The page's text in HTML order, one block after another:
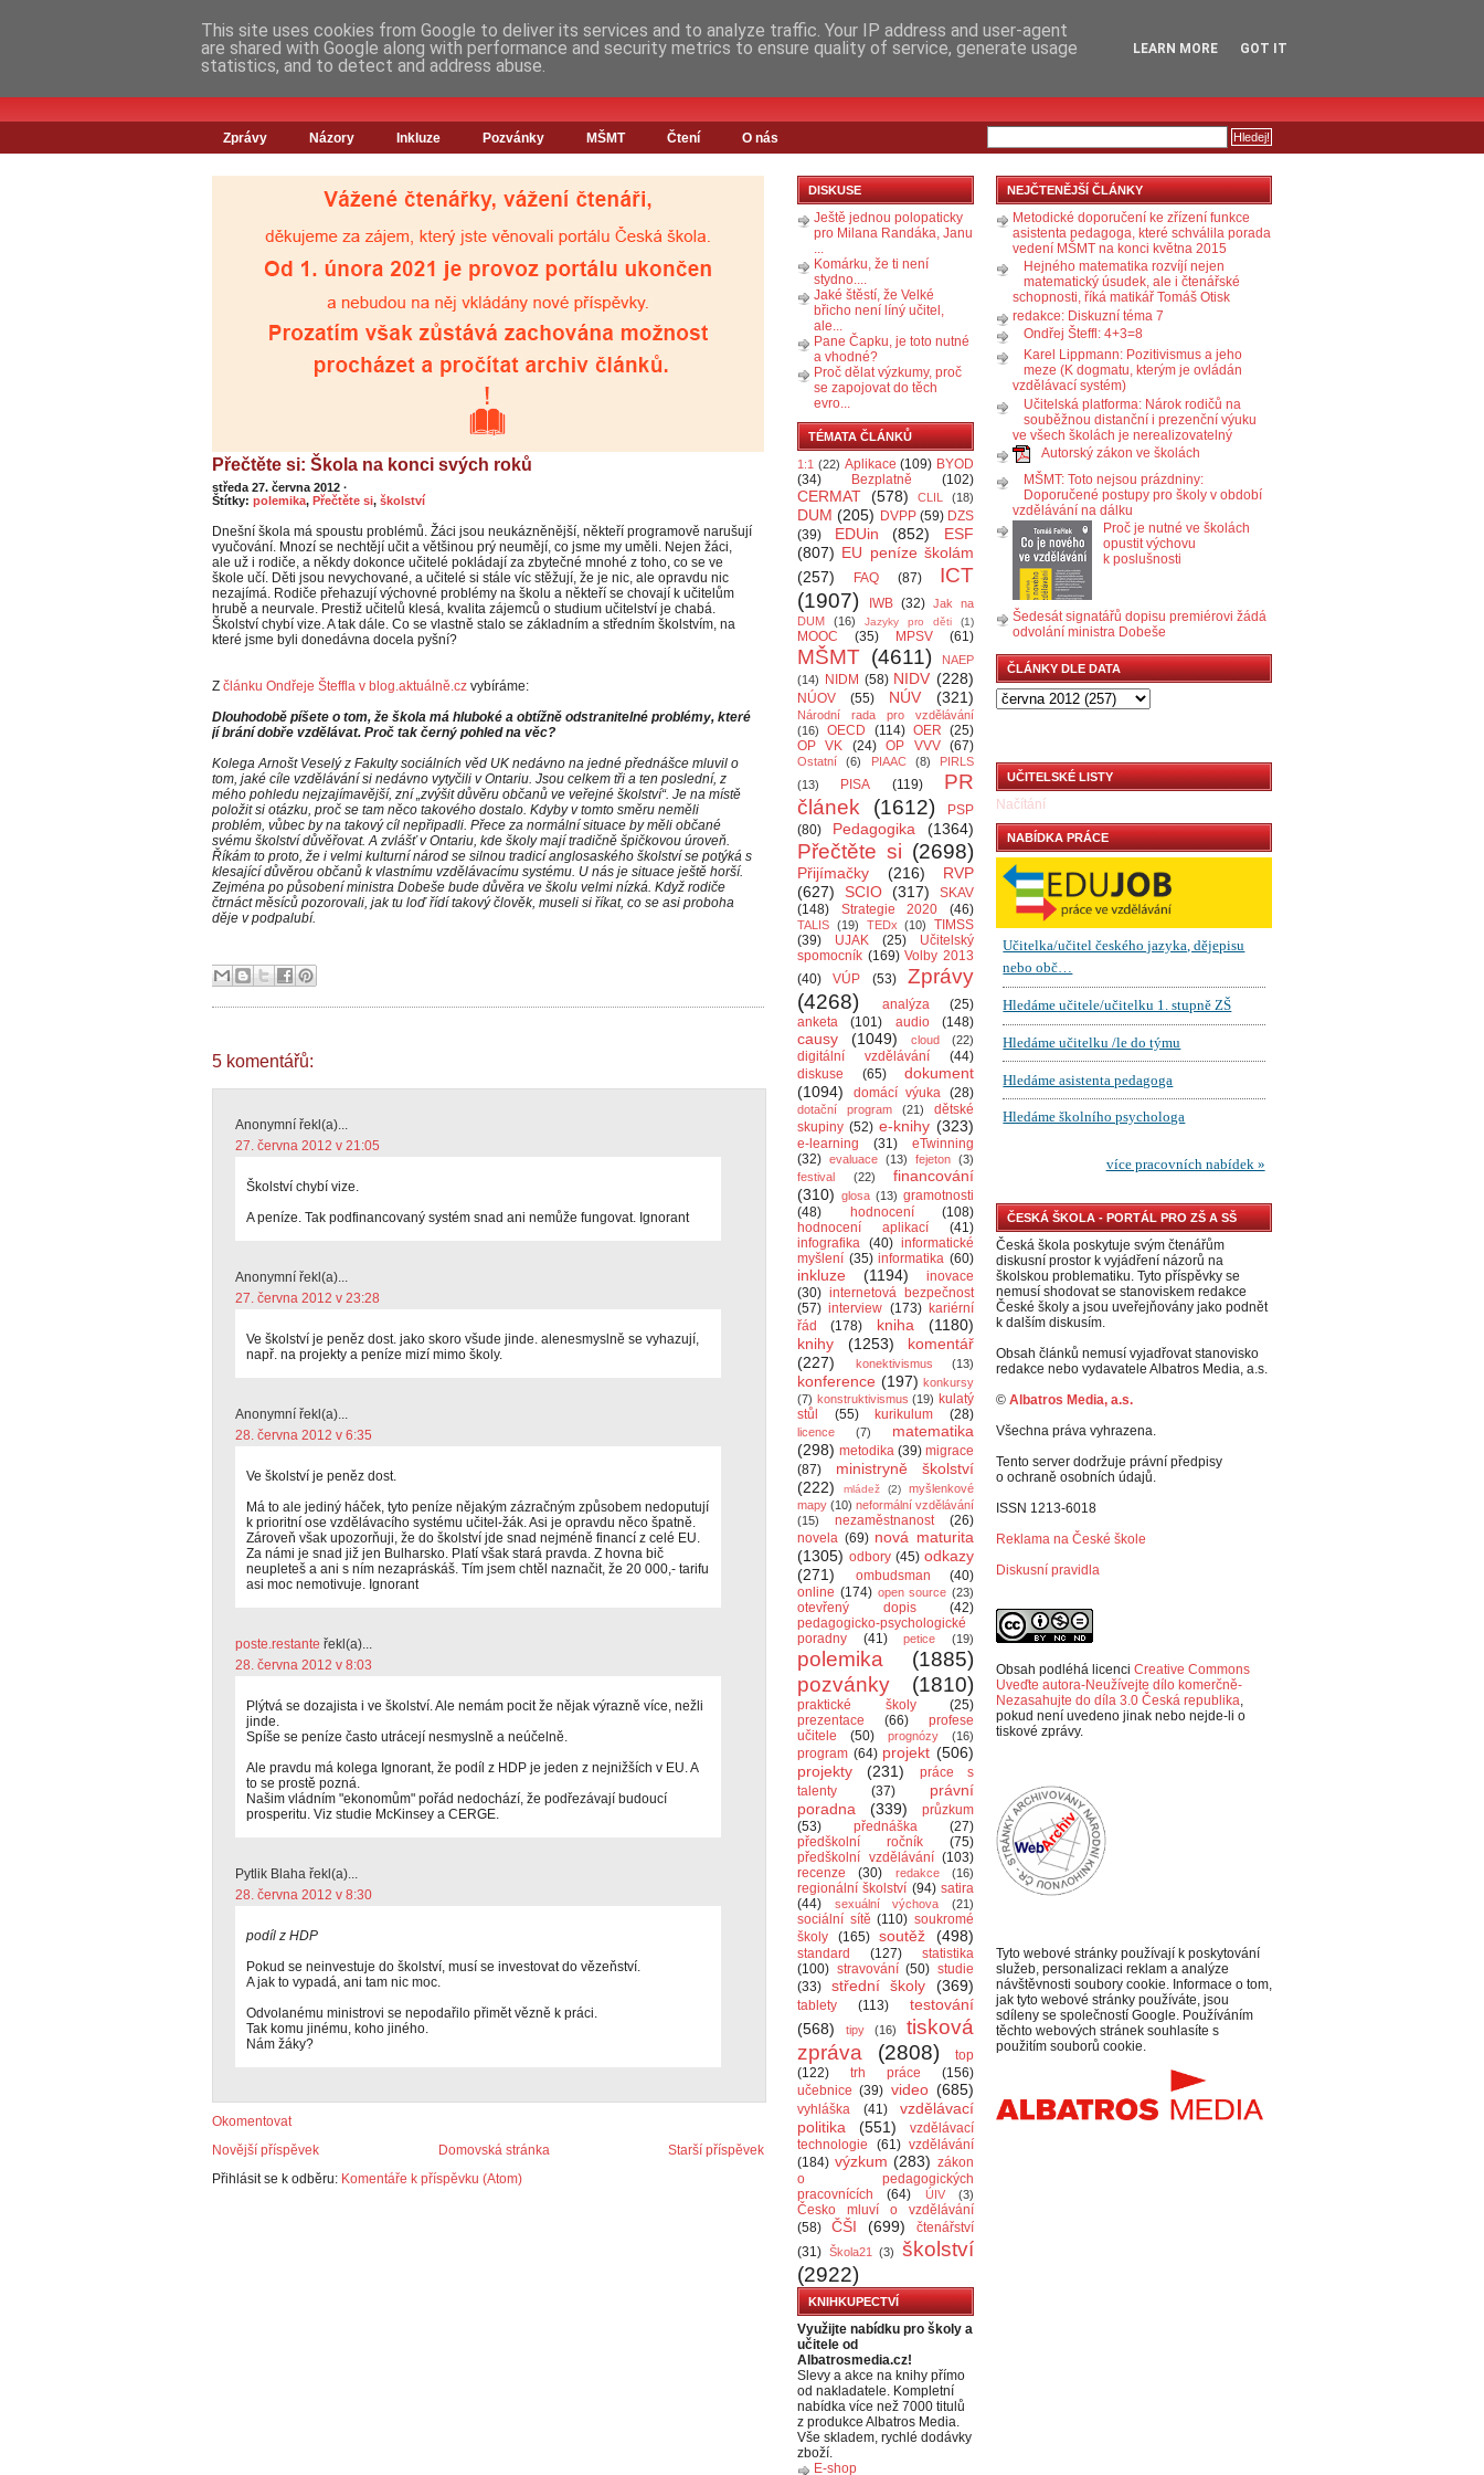
Zprávy Názory Inkluze Pozvánky MŠMT Čtení O nás
Přečtěte si: Škola na konci svých roků
středa 27. června 2012 ·
Štítky: polemika, Přečtěte si, školství
Dnešní škola má spoustu problémů. Žáci jsou neukázněnější, někteří programově narušují
vyučování. Mnozí se nechtějí učit a většinou prý neumějí, co jsme my uměli. Nejen žáci,
ale už i rodiče, a někdy dokonce učitelé pokládají za zbytečné mnohé z toho, co se ve
škole učí. Děti jsou nevychované, a učitelé si stále víc stěžují, že je nic, ale opravdu nic
nezajímá. Rodiče přehazují výchovné problémy na školu a někteří se chovají k učitelům
hrubě a neurvale. Prestiž učitelů klesá, kvalita zájemců o studium učitelství je chabá.
Školství chybí vize. A tak dále. Co se vlastně stalo se základním a středním školstvím, na
které jsme byli donedávna docela pyšní?
Z článku Ondřeje Šteffla v blog.aktuálně.cz vybíráme:
Dlouhodobě píšete o tom, že škola má hluboké a obtížně odstranitelné problémy, které
jí brání dobře vzdělávat. Proč tak černý pohled na věc?
Kolega Arnošt Veselý z Fakulty sociálních věd UK nedávno na jedné přednášce mluvil o
tom, jaké cíle vzdělávání si nedávno vytyčili v Ontariu. Jsou celkem tři a ten poslední, z
mého pohledu nejzajímavější, zní „zvýšit důvěru občanů ve veřejné školství“. Je na místě
položit si otázku, proč se tam něco takového dostalo. Kdyby v tomto směru neměli
problém, vůbec by na takový cíl nepřipadli. Přece za normální situace by měli občané
svému školství důvěřovat. A zvlášť v Ontariu, kde školy mají tradičně špičkovou úroveň.
Říkám to proto, že i velmi kulturní národ se silnou tradicí anglosaského školství se potýká s
klesající důvěrou občanů k vlastnímu vzdělávacímu systému. U nás je situace ještě horší.
Zejména po působení ministra Dobeše bude důvěra ve školu velmi nízká. Když rodiče
čtrnáct měsíců pozorovali, jak tu loď řídí takový člověk, museli si říkat, co se asi proboha
děje v podpalubí.
5 komentářů:
Anonymní řekl(a)...
27. června 2012 v 21:05
Školství chybí vize.
A peníze. Tak podfinancovaný systém snad ani nemůže fungovat. Ignorant
Anonymní řekl(a)...
27. června 2012 v 23:28
Ve školství je peněz dost. jako skoro všude jinde. alenesmyslně se vyhazují,
např. na projekty a peníze mizí mimo školy.
Anonymní řekl(a)...
28. června 2012 v 6:35
Ve školství je peněz dost.
Má to ale jediný háček, tyto peníze nějakým zázračným způsobem nedoputují
k prioritní ose vzdělávacího systému učitel-žák. Asi je opravdu něco špatně.
Zároveň však upozorňuji, že do školství jde snad nejméně financí z celé EU.
Za námi je snad již jen Bulharsko. Platí však stará pravda. Z hovna bič
neupleteš a ani s ním nezapráskáš. Tím jsem chtěl naznačit, že 20 000,- tarifu
asi moc nemotivuje. Ignorant
poste.restante řekl(a)...
28. června 2012 v 8:03
Plýtvá se dozajista i ve školství. Ale nemám pocit že nějak výrazně více, nežli
jinde.
Spíše se peníze často utrácejí nesmyslně a neúčelně.
Ale pravdu má kolega Ignorant, že podíl z HDP je jeden z nejnižších v EU. A
to se prostě pozná.
Našim vládním "ekonomům" pořád nedochází, že podřezávají budoucí
prosperitu. Viz studie McKinsey a CERGE.
Pytlik Blaha řekl(a)...
28. června 2012 v 8:30
podíl z HDP
Pokud se neinvestuje do školství, musí se investovat do vězeňství.
A jak to vypadá, ani tam nic moc.
Odvolanému ministrovi se nepodařilo přimět vězně k práci.
Tak komu jinému, koho jiného.
Nám žáky?
Okomentovat
Novější příspěvek
Starší příspěvek
Domovská stránka
Přihlásit se k odběru: Komentáře k příspěvku (Atom)
DISKUSE
Ještě jednou polopaticky
pro Milana Randáka, Janu
...
Komárku, že ti není
stydno....
Jaké štěstí, že Velké
břicho není líný učitel,
ale...
Pane Čapku, je toto nutné
a vhodné?
Proč dělat výzkumy, proč
se zapojovat do těch
evro...
TÉMATA ČLÁNKŮ
1:1 (22) Aplikace (109) BYOD
(34)
Bezplatně (102)
CERMAT (578) CLIL (18)
DUM (205) DVPP (59) DZS
(39)
EDUin (852)
ESF
(807) EU peníze školám
(257)
FAQ (87)
ICT
(1907)
IWB (32) Jak na
DUM
(16) Jazyky pro děti (1)
MOOC (35) MPSV (61)
MŠMT (4611)
NAEP
(14)
NIDM (58) NIDV (228)
NÚOV (55) NÚV (321)
Národní rada pro vzdělávání
(16)
OECD (114) OER (25)
OP VK
(24) OP VVV (67)
Ostatní (6) PIAAC (8)
PIRLS
(13)
PISA (119)
PR
článek
(1612)
PSP
(80)
Pedagogika (1364)
Přečtěte si (2698)
Přijímačky (216)
RVP
(627)
SCIO (317)
SKAV
(148)
Strategie 2020 (46)
TALIS (19) TEDx (10)
TIMSS
(39)
UJAK (25)
Učitelský
spomocník (169) Volby 2013
(40)
VÚP (53)
Zprávy
(4268)
analýza
(25)
anketa
(101) audio (148)
causy (1049) cloud (22)
digitální vzdělávání
(44)
diskuse
(65)
dokument
(1094)
domácí výuka (28)
dotační program (21)
dětské
skupiny (52) e-knihy (323)
e-learning (31)
eTwinning
(32) evaluace (13) fejeton (3)
festival
(22)
financování
(310) glosa (13) gramotnosti
(48)
hodnocení
(108)
hodnocení aplikací
(41)
infografika (40) informatické
myšlení (35) informatika (60)
inkluze (1194)
inovace
(30) internetová bezpečnost
(57) interview (173) kariérní
řád
(178) kniha
(1180)
knihy
(1253)
komentář
(227)
konektivismus (13)
konference (197) konkursy
(7) konstruktivismus (19) kulatý
stůl
(55) kurikulum (28)
licence (7)
matematika
(298) metodika (39) migrace
(87)
ministryně školství
(222)
mládež (2)
myšlenkové
mapy (10) neformální vzdělávání
(15)
nezaměstnanost
(26)
novela (69) nová maturita
(1305) odbory (45) odkazy
(271)
ombudsman
(40)
online (174) open source (23)
otevřený dopis
(42)
pedagogicko-psychologické
poradny
(41) petice (19)
polemika
(1885)
pozvánky
(1810)
praktické školy
(25)
prezentace
(66)
profese
učitele
(50) prognózy (16)
program (64) projekt (506)
projekty
(231)
práce s
talenty
(37)
právní
poradna
(339)
průzkum
(53)
přednáška
(27)
předškolní ročník
(75)
předškolní vzdělávání (103)
recenze
(30) redakce (16)
regionální školství (94) satira
(44)
sexuální výchova (21)
sociální sítě (110) soukromé
školy
(165) soutěž (498)
standard (127)
statistika
(100) stravování (50) studie
(33)
střední školy (369)
tablety (113)
testování
(568)
tipy (16)
tisková
zpráva
(2808)
top
(122)
trh práce
(156)
učebnice (39) video (685)
vyhláška (41)
vzdělávací
politika
(551)
vzdělávací
technologie
(61) vzdělávání
(184) výzkum (283) zákon
o pedagogických
pracovnících
(64) ÚIV (3)
Česko mluví o vzdělávání
(58)
ČŠI (699)
čtenářství
(31) Škola21 (3)
školství
(2922)
KNIHKUPECTVÍ
Využijte nabídku pro školy a
učitele od
Albatrosmedia.cz!
Slevy a akce na knihy přímo
od nakladatele. Kompletní
nabídka více než 7000 titulů
z produkce Albatros Media.
Vše skladem, rychlé dodávky
zboží.
E-shop
NEJČTENĚJŠÍ ČLÁNKY
Metodické doporučení ke zřízení funkce
asistenta pedagoga, které schválila porada
vedení MŠMT na konci května 2015
Hejného matematika rozvíjí nejen
matematický úsudek, ale i čtenářské
schopnosti, říká matikář Tomáš Otisk
redakce: Diskuzní téma 7
Ondřej Šteffl: 4+3=8
Karel Lippmann: Pozitivismus a jeho
meze (K dogmatu, kterým je ovládán
vzdělávací systém)
Učitelská platforma: Nárok rodičů na
souběžnou distanční i prezenční výuku
ve všech školách je nerealizovatelný
Autorský zákon ve školách
MŠMT: Toto nejsou prázdniny:
Doporučené postupy pro školy v období
vzdělávání na dálku
Proč je nutné ve školách
opustit výchovu
k poslušnosti
Šedesát signatářů dopisu premiérovi žádá
odvolání ministra Dobeše
ČLÁNKY DLE DATA
UČITELSKÉ LISTY
Načítání
NABÍDKA PRÁCE
ČESKÁ ŠKOLA - PORTÁL PRO ZŠ A SŠ
Česká škola poskytuje svým čtenářům
diskusní prostor k vyjádření názorů na
školskou problematiku. Tyto příspěvky se
nemusí shodovat se stanoviskem redakce
České školy a jsou uveřejňovány jako podnět
k dalším diskusím.
Obsah článků nemusí vyjadřovat stanovisko
redakce nebo vydavatele Albatros Media, a.s.
© Albatros Media, a.s.
Všechna práva vyhrazena.
Tento server dodržuje právní předpisy
o ochraně osobních údajů.
ISSN 1213-6018
Reklama na České škole
Diskusní pravidla
Obsah podléhá licenci Creative Commons
Uveďte autora-Neužívejte dílo komerčně-
Nezasahujte do díla 3.0 Česká republika
pokud není uvedeno jinak nebo nejde-li o
tiskové zprávy.
Tyto webové stránky používají k poskytování
služeb, personalizaci reklam a analýze
návštěvnosti soubory cookie. Informace o tom,
jak tyto webové stránky používáte, jsou
sdíleny se společností Google. Používáním
těchto webových stránek souhlasíte s
použitím souborů cookie.
This site uses cookies from Google to deliver its services and to analyze traffic. Your IP address and user-agent
are shared with Google along with performance and security metrics to ensure quality of service, generate usage
statistics, and to detect and address abuse.
LEARN MORE GOT IT